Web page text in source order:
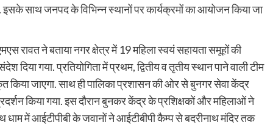
इसके साथ जनपद के विभिन्न स्थानों पर कार्यक्रमों का आयोजन किया जा
रावत ने बताया नगर क्षेत्र में 19 महिला स्वयं सहायता समूहों की
गया. प्रतियोगिता में प्रथम, द्वितीय व तृतीय स्थान पाने वाली टीम
किया जाएगा. साथ ही पालिका प्रशासन की ओर से बुनगर सेवा केंद्र
किया गया. इस दौरान बुनकर केंद्र के प्रशिक्षकों और महिलाओं ने
धाम में आईटीपीबी के जवानों ने आईटीबीपी कैम्प से बदरीनाथ मंदिर तक